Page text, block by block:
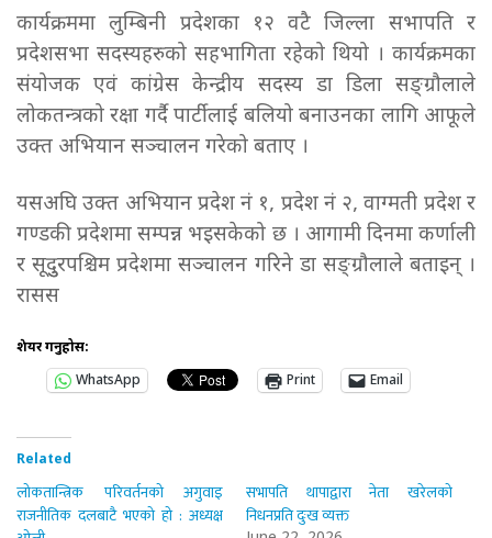
कार्यक्रममा लुम्बिनी प्रदेशका १२ वटै जिल्ला सभापति र
प्रदेशसभा सदस्यहरुको सहभागिता रहेको थियो । कार्यक्रमका
संयोजक एवं कांग्रेस केन्द्रीय सदस्य डा डिला सङ्ग्रौलाले
लोकतन्त्रको रक्षा गर्दै पार्टीलाई बलियो बनाउनका लागि आफूले
उक्त अभियान सञ्चालन गरेको बताए ।
यसअघि उक्त अभियान प्रदेश नं १, प्रदेश नं २, वाग्मती प्रदेश र
गण्डकी प्रदेशमा सम्पन्न भइसकेको छ । आगामी दिनमा कर्णाली
र सूदुुरपश्चिम प्रदेशमा सञ्चालन गरिने डा सङ्ग्रौलाले बताइन् ।
रासस
शेयर गर्नुहोस:
WhatsApp
Print Email
Related
लोकतान्त्रिक परिवर्तनको अगुवाइ
राजनीतिक दलबाटै भएको हो : अध्यक्ष
सभापति थापाद्वारा नेता खरेलको
निधनप्रति दुःख व्यक्त